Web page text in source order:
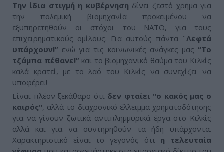
Την ίδια στιγμή η κυβέρνηση δίνει ζεστό χρήμα για
την πολεμική βιομηχανία προκειμένου να
εξυπηρετηθούν οι στόχοι του ΝΑΤΟ, για τους
επιχειρηματικούς ομίλους. Για αυτούς πάντα ¨Λεφτά
υπάρχουν!” ενώ για τις κοινωνικές ανάγκες μας “Το
τζάμπα πέθανε!” και το βιομηχανικό θαύμα του Κιλκίς
καλά κρατεί, με το λαό του Κιλκίς να συνεχίζει να
υποφέρει!
Είναι πλέον ξεκάθαρο ότι δεν φταίει "ο κακός μας ο
καιρός", αλλά το διαχρονικό έλλειμμα χρηματοδότησης
για να γίνουν ζωτικά αντιπλημμυρικά έργα στο Κιλκίς
αλλά και για να συντηρηθούν τα ήδη υπάρχοντα.
Χαρακτηριστικό είναι το γεγονός ότι η τελευταία